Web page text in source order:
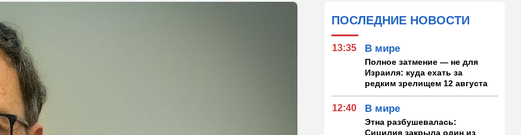
ПОСЛЕДНИЕ НОВОСТИ
13:35 В мире
Полное затмение — не для
Израиля: куда ехать за
редким зрелищем 12 августа
12:40 В мире
Этна разбушевалась:
Сицилия закрыла один из